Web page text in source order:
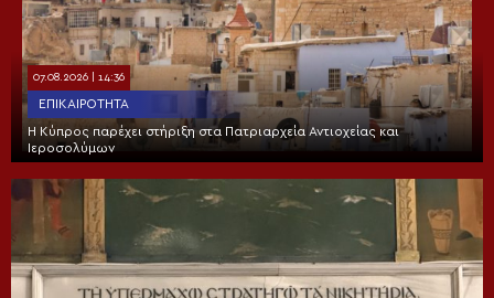
07.08.2026 | 14:36
ΕΠΙΚΑΙΡΌΤΗΤΑ
Η Κύπρος παρέχει στήριξη στα Πατριαρχεία Αντιοχείας και
Ιεροσολύμων